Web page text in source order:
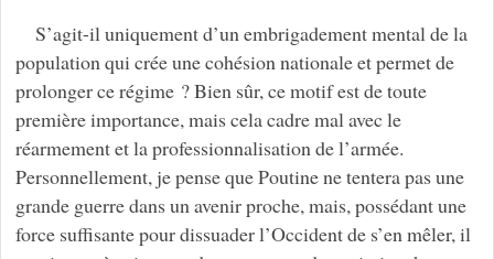
S’agit-il uniquement d’un embrigadement mental de la
population qui crée une cohésion nationale et permet de
prolonger ce régime ? Bien sûr, ce motif est de toute
première importance, mais cela cadre mal avec le
réarmement et la professionnalisation de l’armée.
Personnellement, je pense que Poutine ne tentera pas une
grande guerre dans un avenir proche, mais, possédant une
force suffisante pour dissuader l’Occident de s’en mêler, il